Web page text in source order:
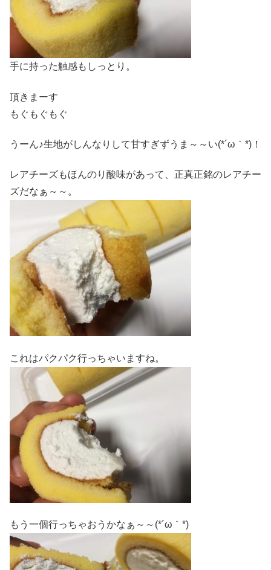
手に持った触感もしっとり。
頂きまーす
もぐもぐもぐ
うーん♪生地がしんなりして甘すぎずうま～～い(*´ω｀*)！
レアチーズもほんのり酸味があって、正真正銘のレアチー
ズだなぁ～～。
これはパクパク行っちゃいますね。
もう一個行っちゃおうかなぁ～～(*´ω｀*)